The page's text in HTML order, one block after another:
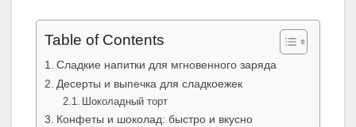
Table of Contents
Сладкие напитки для мгновенного заряда
Десерты и выпечка для сладкоежек
Шоколадный торт
Конфеты и шоколад: быстро и вкусно